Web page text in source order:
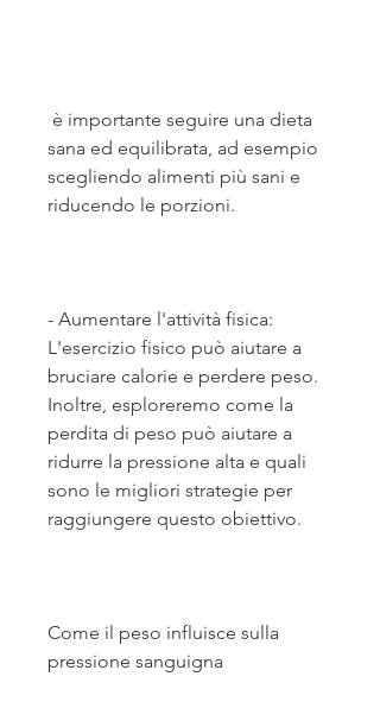
sana ed equilibrata, ad esempio
scegliendo alimenti più sani e
riducendo le porzioni.
- Aumentare l'attività fisica:
L'esercizio fisico può aiutare a
bruciare calorie e perdere peso.
Inoltre, esploreremo come la
perdita di peso può aiutare a
ridurre la pressione alta e quali
sono le migliori strategie per
raggiungere questo obiettivo.
Come il peso influisce sulla
pressione sanguigna